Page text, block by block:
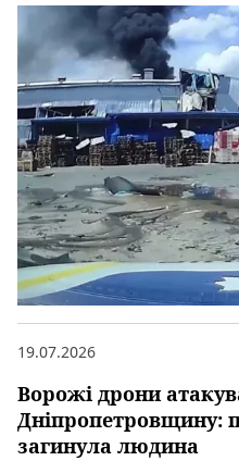
Ворожі дрони
Дніпропетровщину:
загинула людина
19.07.2026